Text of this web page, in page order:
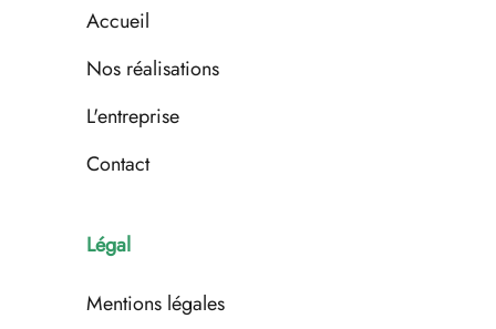
Accueil
Nos réalisations
L'entreprise
Contact
Légal
Mentions légales